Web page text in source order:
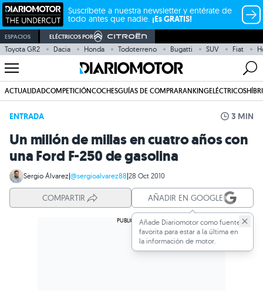
Suscríbete a nuestra newsletter y entérate de
todo antes que nadie. ¡Es GRATIS!
ESPACIOS ELÉCTRICOS POR
Toyota GR2 Dacia Honda Todoterreno Bugatti SUV Fiat
ACTUALIDADCOMPETICIÓNCOCHESGUÍAS DE COMPRARANKINGELÉCTRICOS
ENTRADA 3 MIN
Un millón de millas en cuatro años con
una Ford F-250 de gasolina
Sergio Álvarez|@sergioalvarez88|28 Oct 2010
COMPARTIR AÑADIR EN GOOGLE
Añade Diariomotor como fuente
favorita para estar a la última en
la información de motor.